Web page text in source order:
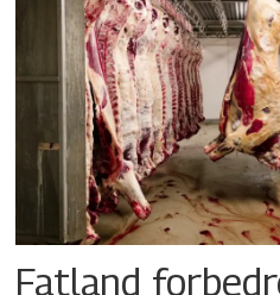
Fatland